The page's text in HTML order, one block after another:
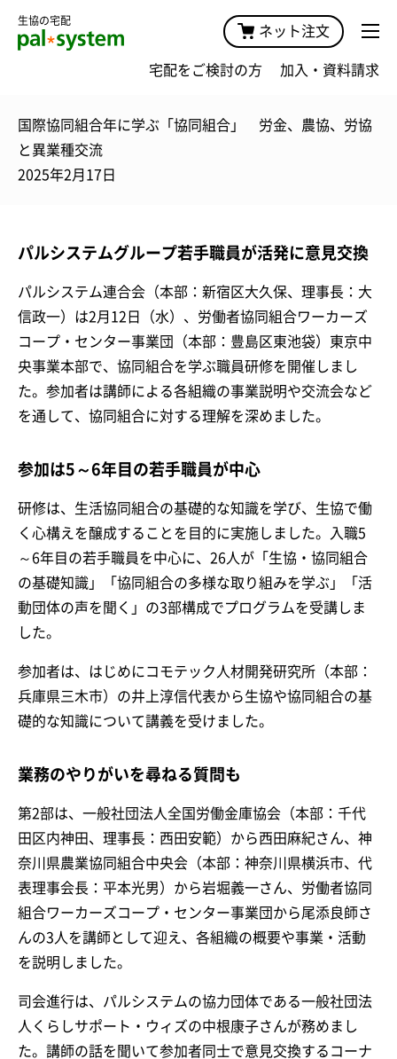
生協の宅配
ネット注文
宅配をご検討の方 加入・資料請求
国際協同組合年に学ぶ「協同組合」 労金、農協、労協
と異業種交流
2025年2月17日
パルシステムグループ若手職員が活発に意見交換
パルシステム連合会（本部：新宿区大久保、理事長：大
信政一）は2月12日（水）、労働者協同組合ワーカーズ
コープ・センター事業団（本部：豊島区東池袋）東京中
央事業本部で、協同組合を学ぶ職員研修を開催しまし
た。参加者は講師による各組織の事業説明や交流会など
を通して、協同組合に対する理解を深めました。
参加は5～6年目の若手職員が中心
研修は、生活協同組合の基礎的な知識を学び、生協で働
く心構えを醸成することを目的に実施しました。入職5
～6年目の若手職員を中心に、26人が「生協・協同組合
の基礎知識」「協同組合の多様な取り組みを学ぶ」「活
動団体の声を聞く」の3部構成でプログラムを受講しま
した。
参加者は、はじめにコモテック人材開発研究所（本部：
兵庫県三木市）の井上淳信代表から生協や協同組合の基
礎的な知識について講義を受けました。
業務のやりがいを尋ねる質問も
第2部は、一般社団法人全国労働金庫協会（本部：千代
田区内神田、理事長：西田安範）から西田麻紀さん、神
奈川県農業協同組合中央会（本部：神奈川県横浜市、代
表理事会長：平本光男）から岩堀義一さん、労働者協同
組合ワーカーズコープ・センター事業団から尾添良師さ
んの3人を講師として迎え、各組織の概要や事業・活動
を説明しました。
司会進行は、パルシステムの協力団体である一般社団法
人くらしサポート・ウィズの中根康子さんが務めまし
た。講師の話を聞いて参加者同士で意見交換するコーナ